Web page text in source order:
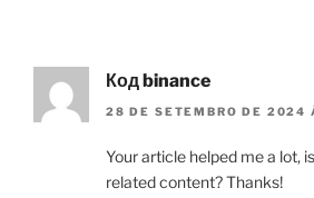
Код binance
28 DE SETEMBRO DE 2024
Your article helped me a lot,
related content? Thanks!